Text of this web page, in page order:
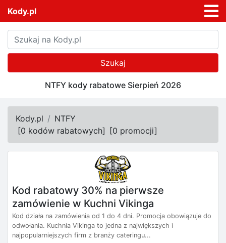
Kody.pl
Szukaj
NTFY kody rabatowe Sierpień 2026
Kody.pl
NTFY
[0 kodów rabatowych] [0 promocji]
Kod rabatowy 30% na pierwsze
zamówienie w Kuchni Vikinga
Kod działa na zamówienia od 1 do 4 dni. Promocja obowiązuje do
odwołania. Kuchnia Vikinga to jedna z największych i
najpopularniejszych firm z branży cateringu...